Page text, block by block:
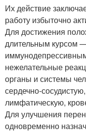
Их действие
работу избыточно
Для достижения
длительным курсом
нежелательные
органы и системы
сердечно-
лимфатическую,
Для улучшения
одновременно